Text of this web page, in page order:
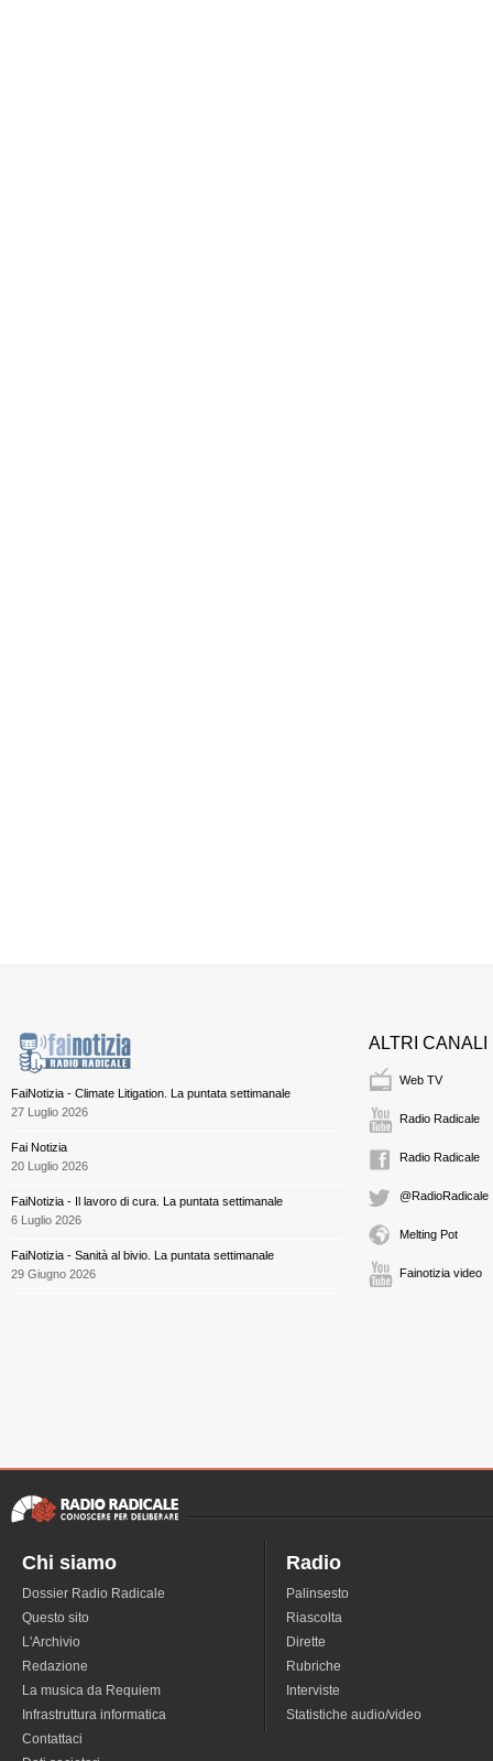
FaiNotizia - Climate Litigation. La puntata settimanale
27 Luglio 2026
Fai Notizia
20 Luglio 2026
FaiNotizia - Il lavoro di cura. La puntata settimanale
6 Luglio 2026
FaiNotizia - Sanità al bivio. La puntata settimanale
29 Giugno 2026
ALTRI CANALI
Web TV
Radio Radicale
Radio Radicale
@RadioRadicale
Melting Pot
Fainotizia video
Chi siamo
Dossier Radio Radicale
Questo sito
L'Archivio
Redazione
La musica da Requiem
Infrastruttura informatica
Contattaci
Radio
Palinsesto
Riascolta
Dirette
Rubriche
Interviste
Statistiche audio/video